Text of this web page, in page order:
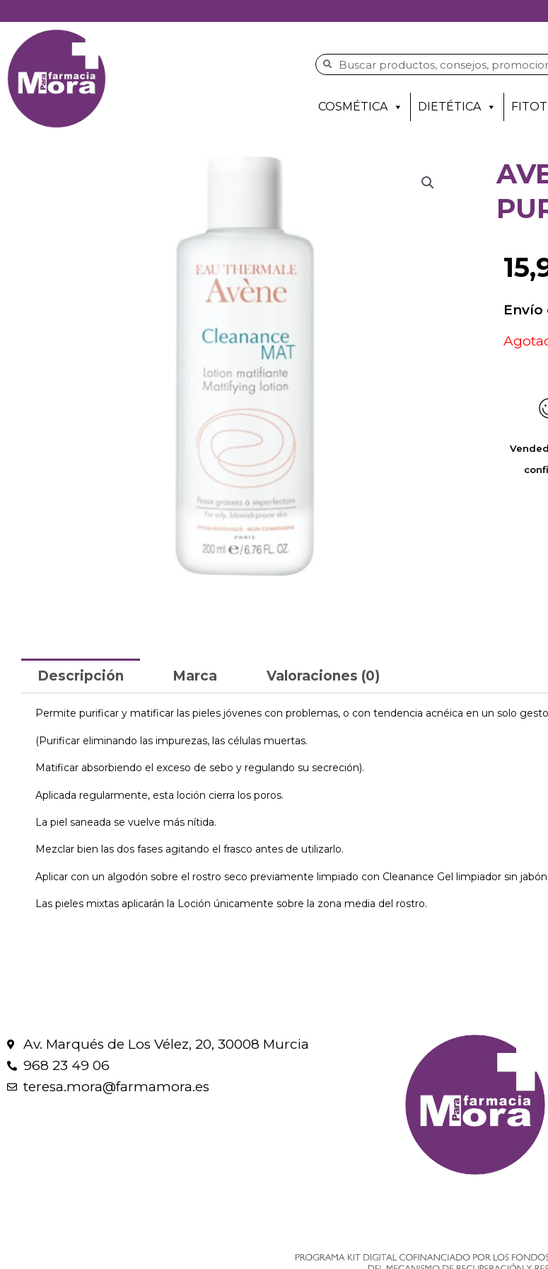
COSMÉTICA DIETÉTICA
Envío
Descripción Marca Valoraciones (0)
Permite purificar y matificar las pieles jóvenes con problemas, o con tendencia acnéica en un solo
(Purificar eliminando las impurezas, las células muertas.
Matificar absorbiendo el exceso de sebo y regulando su secreción).
Aplicada regularmente, esta loción cierra los poros.
La piel saneada se vuelve más nítida.
Mezclar bien las dos fases agitando el frasco antes de utilizarlo.
Aplicar con un algodón sobre el rostro seco previamente limpiado con Cleanance Gel limpiador sin jabón.
Las pieles mixtas aplicarán la Loción únicamente sobre la zona media del rostro.
Av. Marqués de Los Vélez, 20, 30008 Murcia
968 23 49 06
teresa.mora@farmamora.es